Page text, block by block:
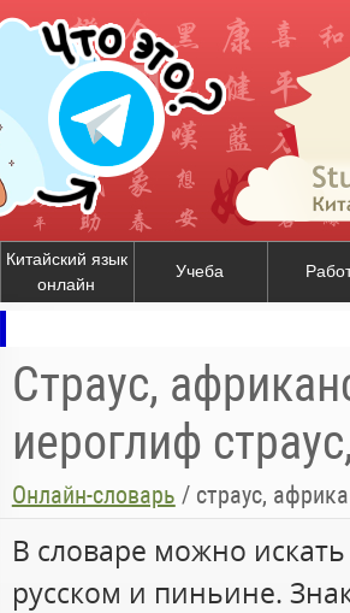
Китайский язык
онлайн
Учеба
Страус,
иероглиф
Онлайн-словарь / страус,
В словаре можно
русском и пиньине.